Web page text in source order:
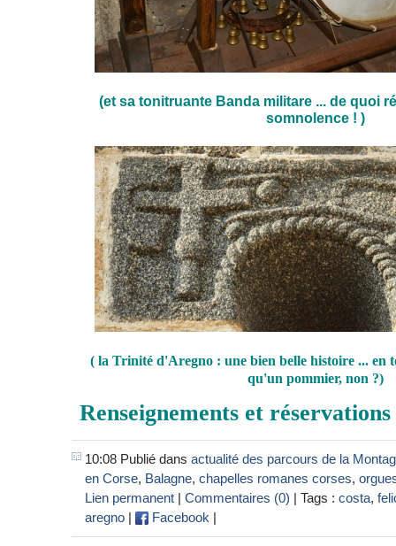
(et sa tonitruante Banda militare ... de quoi
somnolence ! )
( la Trinité d'Aregno : une bien belle histoire ... en
qu'un pommier, non ?)
Renseignements et
10:08 Publié dans actualité des parcours de la
en Corse, Balagne, chapelles romanes corses,
Lien permanent | Commentaires (0) | Tags : costa,
aregno | Facebook |